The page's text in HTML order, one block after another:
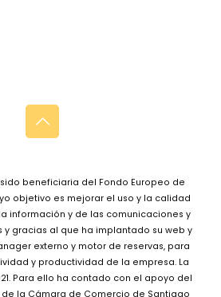
beneficiaria del Fondo Europeo de
objetivo es mejorar el uso y la calidad
información y de las comunicaciones y
y gracias al que ha implantado su web y
externo y motor de reservas, para
y productividad de la empresa. La
Para ello ha contado con el apoyo del
de la Cámara de Comercio de Santiago